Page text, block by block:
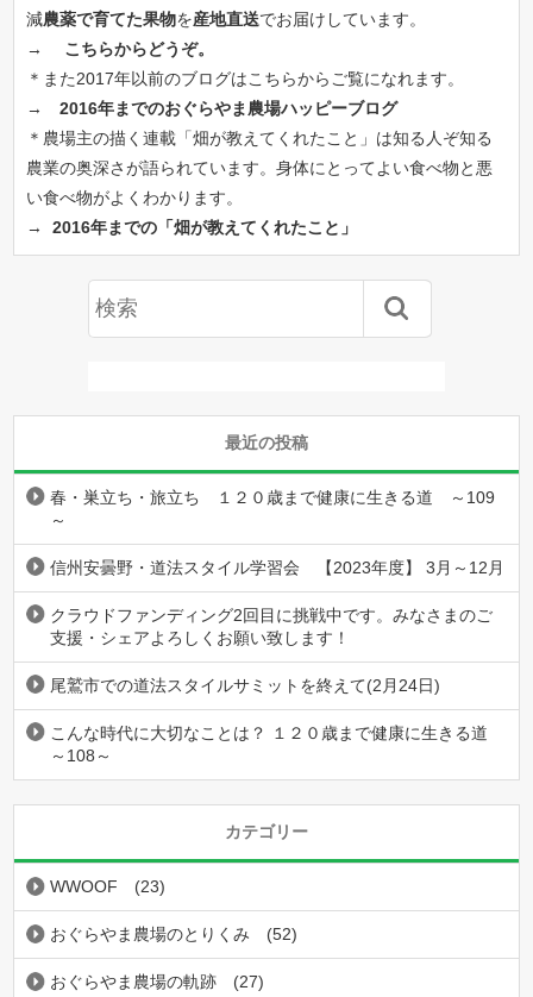
減農薬で育てた果物を産地直送でお届けしています。
→ こちらからどうぞ。
＊また2017年以前のブログはこちらからご覧になれます。
→2016年までのおぐらやま農場ハッピーブログ
＊農場主の描く連載「畑が教えてくれたこと」は知る人ぞ知る
農業の奥深さが語られています。身体にとってよい食べ物と悪
い食べ物がよくわかります。
→2016年までの「畑が教えてくれたこと」
最近の投稿
春・巣立ち・旅立ち １２０歳まで健康に生きる道 ～109
～
信州安曇野・道法スタイル学習会 【2023年度】 3月～12月
クラウドファンディング2回目に挑戦中です。みなさまのご
支援・シェアよろしくお願い致します！
尾鷲市での道法スタイルサミットを終えて(2月24日)
こんな時代に大切なことは？ １２０歳まで健康に生きる道
～108～
カテゴリー
WWOOF (23)
おぐらやま農場のとりくみ (52)
おぐらやま農場の軌跡 (27)